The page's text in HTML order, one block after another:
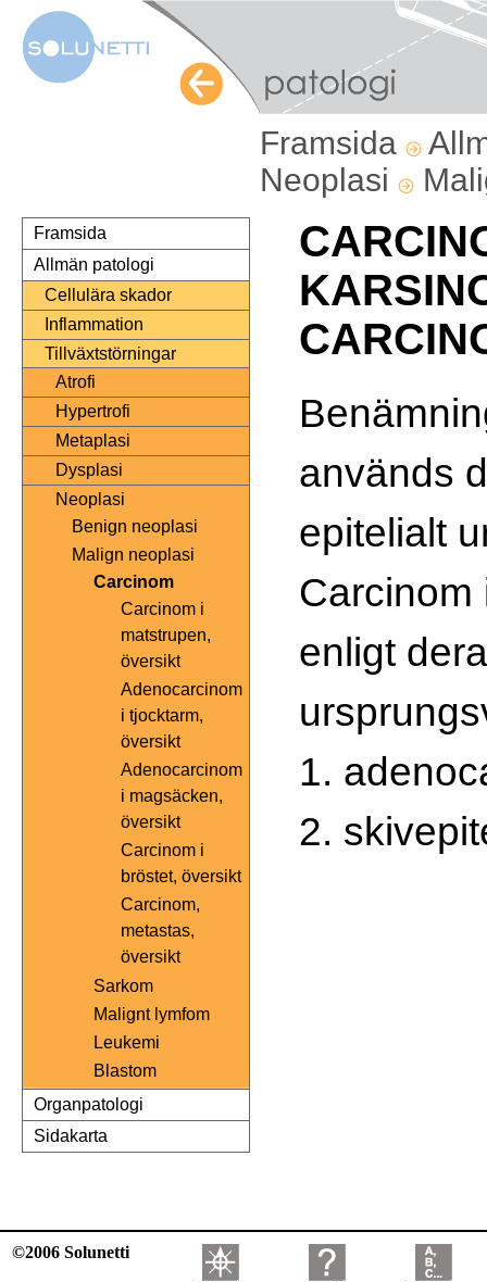
Framsida
Neoplasi
Framsida
Allmän patologi
Cellulära skador
Inflammation
Tillväxtstörningar
Atrofi
Hypertrofi
Metaplasi
Dysplasi
Neoplasi
Benign neoplasi
Malign neoplasi
Carcinom
Carcinom i
matstrupen,
översikt
Adenocarcinom
i tjocktarm,
översikt
Adenocarcinom
i magsäcken,
översikt
Carcinom i
bröstet, översikt
Carcinom,
metastas,
översikt
Sarkom
Malignt lymfom
Leukemi
Blastom
Organpatologi
Sidakarta
används
epitelialt
Carcinom
enligt
1.
2.
©2006 Solunetti